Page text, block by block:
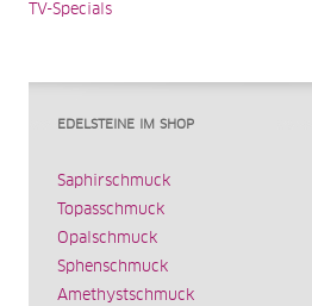
TV-Specials
EDELSTEINE IM SHOP
Saphirschmuck
Topasschmuck
Opalschmuck
Sphenschmuck
Amethystschmuck